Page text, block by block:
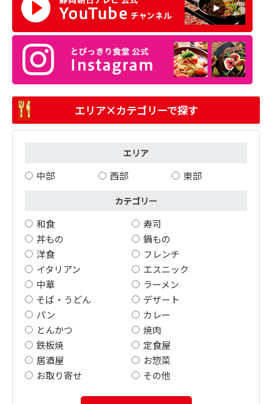
エリア×カテゴリーで探す
エリア
中部 西部 東部
カテゴリー
和食
寿司
丼もの
鍋もの
洋食
フレンチ
イタリアン
エスニック
中華
ラーメン
そば・うどん
デザート
パン
カレー
とんかつ
焼肉
鉄板焼
定食屋
居酒屋
お惣菜
お取り寄せ
その他